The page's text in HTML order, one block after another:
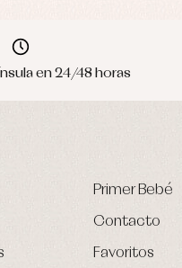
en 24/48 horas
Primer Bebé
Contacto
Favoritos